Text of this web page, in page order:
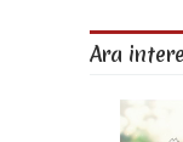
Ara